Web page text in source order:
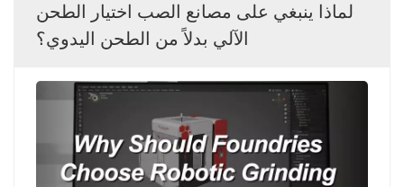
بالعربية
لماذا ينبغي على مصانع الصب اختيار الطحن
الآلي بدلاً من الطحن اليدوي؟